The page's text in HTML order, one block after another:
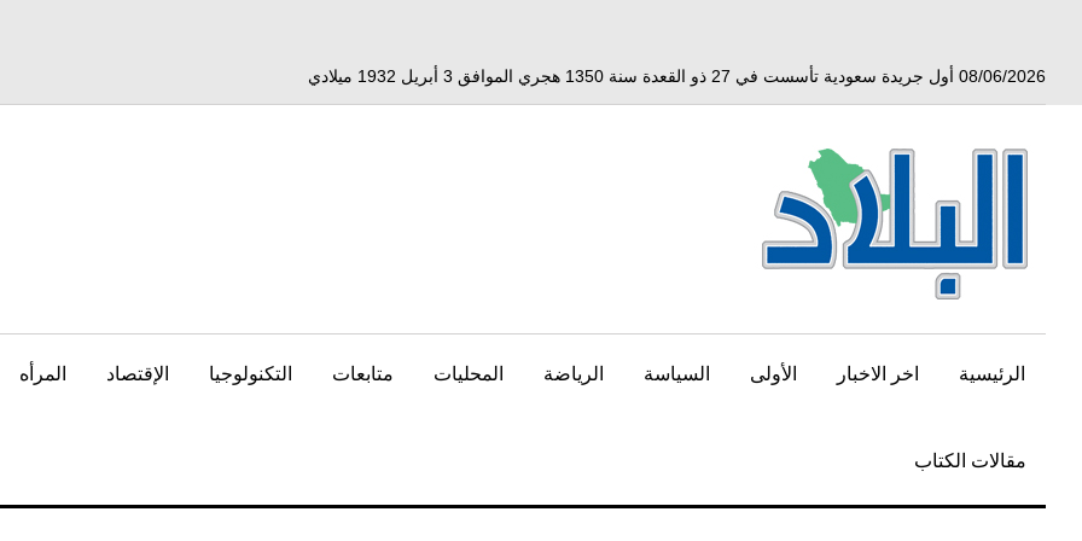
08/06/2026 أول جريدة سعودية تأسست في 27 ذو القعدة سنة 1350 هجري الموافق 3 أبريل 1932 ميلادي
الرئيسية اخر الاخبار الأولى السياسة الرياضة المحليات متابعات التكنولوجيا الإقتصاد المرأه
مقالات الكتاب